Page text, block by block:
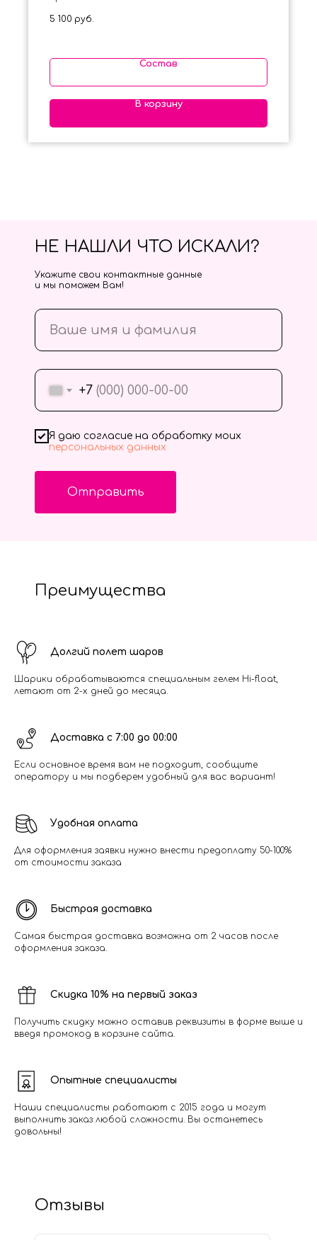
5 100 руб.
Состав
В корзину
+7
Я даю согласие на обработку моих
персональных данных
Отправить
НЕ НАШЛИ ЧТО ИСКАЛИ?
Укажите свои контактные данные
и мы поможем Вам!
Преимущества
Долгий полет шаров
Шарики обрабатываются специальным гелем Hi-float,
летают от 2-х дней до месяца.
Доставка с 7:00 до 00:00
Если основное время вам не подходит, сообщите
оператору и мы подберем удобный для вас вариант!
Удобная оплата
Для оформления заявки нужно внести предоплату 50-100%
от стоимости заказа
Быстрая доставка
Самая быстрая доставка возможна от 2 часов после
оформления заказа.
Скидка 10% на первый заказ
Получить скидку можно оставив реквизиты в форме выше и
введя промокод в корзине сайта.
Опытные специалисты
Наши специалисты работают с 2015 года и могут
выполнить заказ любой сложности. Вы останетесь
довольны!
Отзывы